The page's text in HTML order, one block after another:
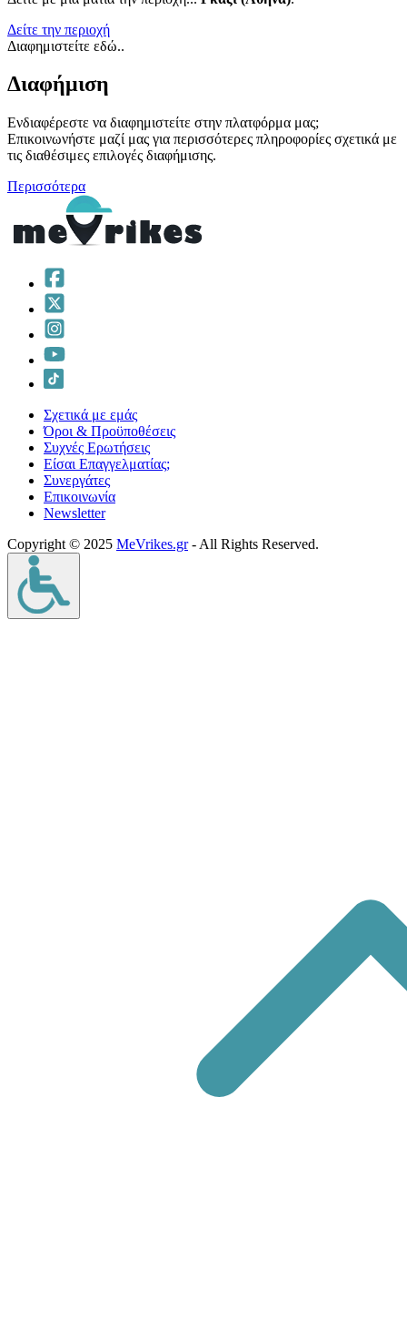
Δείτε την περιοχή
Διαφημιστείτε εδώ..
Διαφήμιση
Ενδιαφέρεστε να διαφημιστείτε στην πλατφόρμα μας;
Επικοινωνήστε μαζί μας για περισσότερες πληροφορίες σχετικά με
τις διαθέσιμες επιλογές διαφήμισης.
Περισσότερα
Σχετικά με εμάς
Όροι & Προϋποθέσεις
Συχνές Ερωτήσεις
Είσαι Επαγγελματίας;
Συνεργάτες
Επικοινωνία
Νewsletter
Copyright © 2025 MeVrikes.gr- All Rights Reserved.